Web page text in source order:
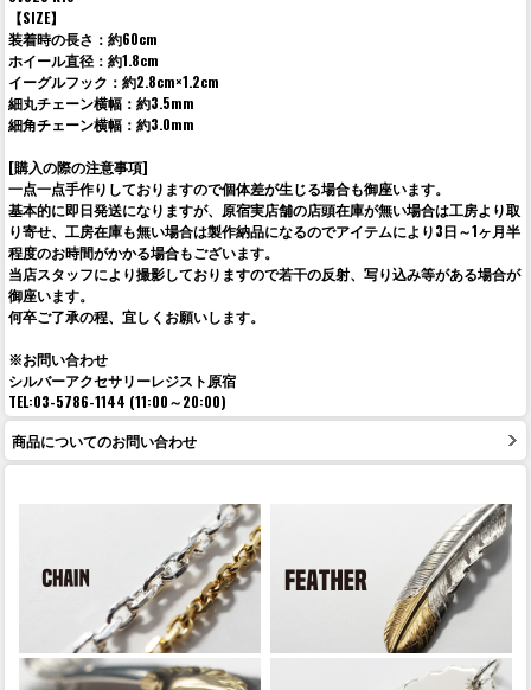
【SIZE】
装着時の長さ：約60cm
ホイール直径：約1.8cm
イーグルフック：約2.8cm×1.2cm
細丸チェーン横幅：約3.5mm
細角チェーン横幅：約3.0mm
[購入の際の注意事項]
一点一点手作りしておりますので個体差が生じる場合も御座います。
基本的に即日発送になりますが、原宿実店舗の店頭在庫が無い場合は工房より取
り寄せ、工房在庫も無い場合は製作納品になるのでアイテムにより3日～1ヶ月半
程度のお時間がかかる場合もございます。
当店スタッフにより撮影しておりますので若干の反射、写り込み等がある場合が
御座います。
何卒ご了承の程、宜しくお願いします。
※お問い合わせ
シルバーアクセサリーレジスト原宿
TEL:03-5786-1144 (11:00～20:00)
商品についてのお問い合わせ